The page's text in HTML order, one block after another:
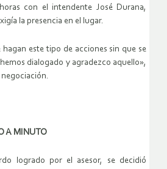
con el intendente José Durana,
la presencia en el lugar.
este tipo de acciones sin que se
dialogado y agradezco aquello»,
negociación.
A MINUTO
logrado por el asesor, se decidió